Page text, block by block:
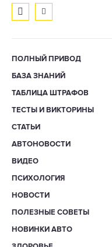
ПОЛНЫЙ ПРИВОД
БАЗА ЗНАНИЙ
ТАБЛИЦА ШТРАФОВ
ТЕСТЫ И ВИКТОРИНЫ
СТАТЬИ
АВТОНОВОСТИ
ВИДЕО
ПСИХОЛОГИЯ
НОВОСТИ
ПОЛЕЗНЫЕ СОВЕТЫ
НОВИНКИ АВТО